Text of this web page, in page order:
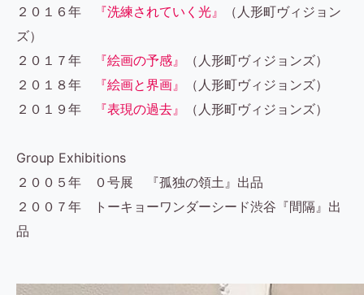
２０１６年
『洗練されていく光』
（人形町ヴィジョン
ズ）
２０１７年
『絵画の予感』
（人形町ヴィジョンズ）
２０１８年
『絵画と界画』
（人形町ヴィジョンズ）
２０１９年
『表現の過去』 （人形町ヴィジョンズ）
Group Exhibitions
２００５年 ０号展 『孤独の領土』出品
２００７年 トーキョーワンダーシード渋谷『間隔』出
品